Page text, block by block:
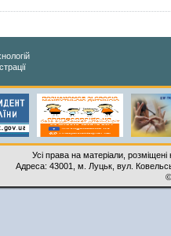
Усі права на матеріали,
Адреса: 43001, м. Луцьк, вул.